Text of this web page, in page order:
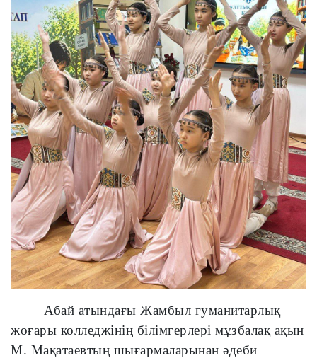
Абай атындағы Жамбыл гуманитарлық
жоғары колледжінің білімгерлері мұзбалақ ақын
М. Мақатаевтың шығармаларынан әдеби